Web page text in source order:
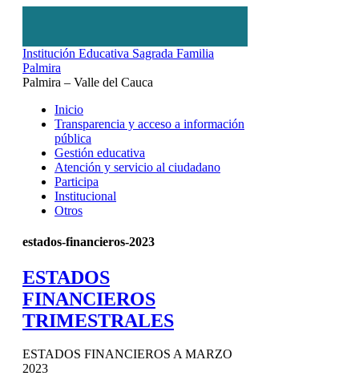
Institución Educativa Sagrada Familia
Palmira
Palmira – Valle del Cauca
Inicio
Transparencia y acceso a información
pública
Gestión educativa
Atención y servicio al ciudadano
Participa
Institucional
Otros
estados-financieros-2023
ESTADOS
FINANCIEROS
TRIMESTRALES
ESTADOS FINANCIEROS A MARZO
2023